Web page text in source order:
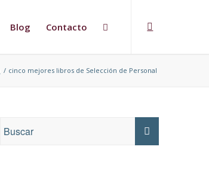
Blog Contacto
/ cinco mejores libros de Selección de Personal